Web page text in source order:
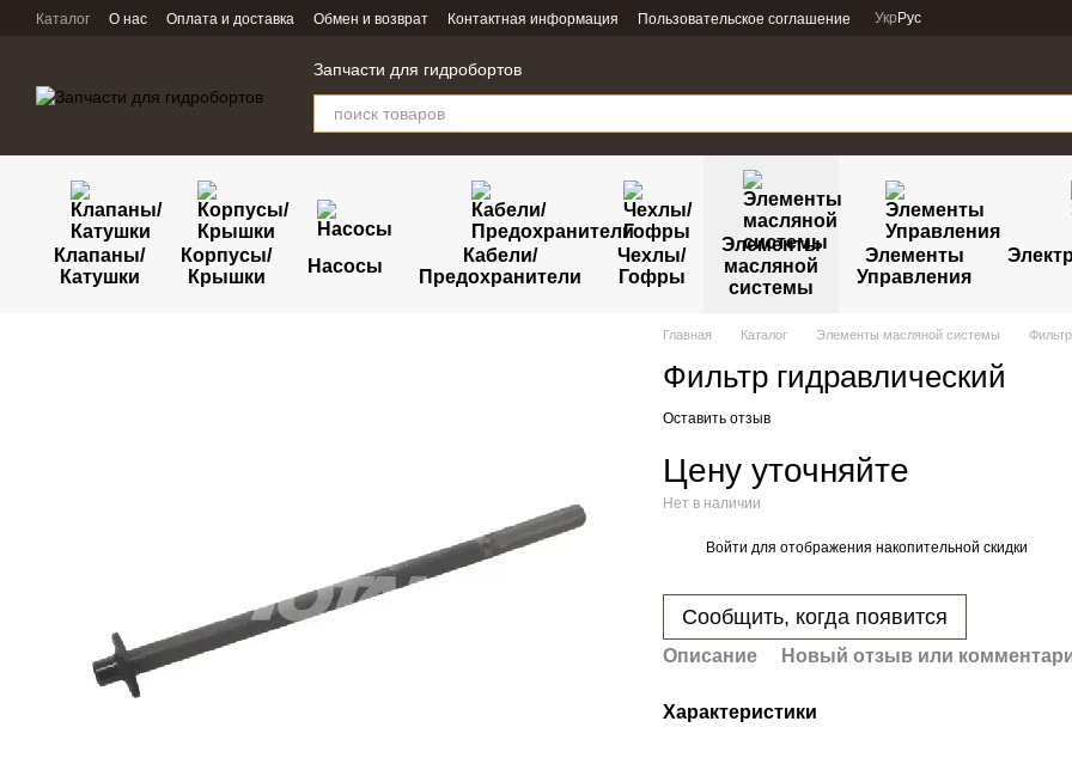
Перейти к основному контенту
Каталог О нас Оплата и доставка Обмен и возврат Контактная информация Пользовательское соглашение Укр Рус
Запчасти для гидробортов
Клапаны/
Катушки
Корпусы/
Крышки
Насосы
Кабели/
Предохранители
Чехлы/
Гофры
Элементы
масляной
системы
Элементы
Управления
Главная Каталог Элементы масляной системы
Фильтр гидравлический
Оставить отзыв
Цену уточняйте
Нет в наличии
Войти для отображения накопительной скидки
Сообщить, когда появится
Описание Новый отзыв или
Характеристики